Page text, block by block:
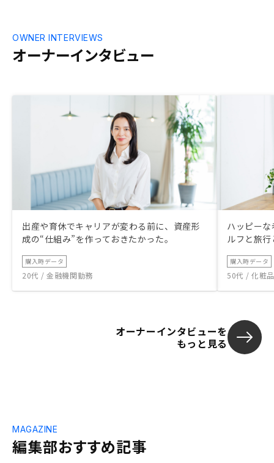
オーナーインタビュー
OWNER INTERVIEWS
出産や育休でキャリアが変わる前に、資産形
成の“仕組み”を作っておきたかった。
購入時データ
20代 / 金融機関勤務
ハッピー
ルフと旅
購入時データ
50代 / 化粧
オーナーインタビューを
もっと見る
編集部おすすめ記事
MAGAZINE